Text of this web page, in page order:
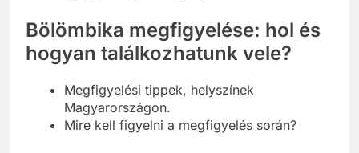
Bölömbika megfigyelése: hol és
hogyan találkozhatunk vele?
Megfigyelési tippek, helyszínek
Magyarországon.
Mire kell figyelni a megfigyelés során?